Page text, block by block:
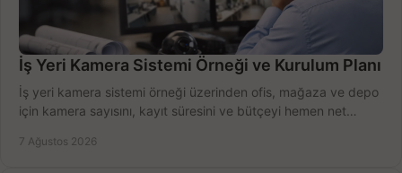
İş Yeri Kamera Sistemi Örneği ve Kurulum Planı
İş yeri kamera sistemi örneği üzerinden ofis, mağaza ve depo
için kamera sayısını, kayıt süresini ve bütçeyi hemen net
7 Ağustos 2026